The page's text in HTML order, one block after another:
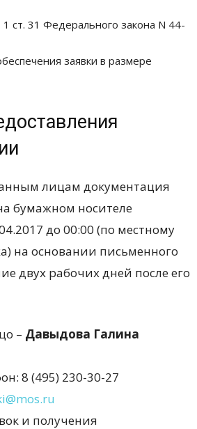
1 ст. 31 Федерального закона N 44-
заявки в размере
лицам документация
бумажном носителе
до 00:00 (по местному
на основании письменного
двух рабочих дней после его
– Давыдова Галина
8 (495) 230-30-27
и получения